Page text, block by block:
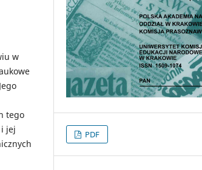
w
tego
jej
PDF